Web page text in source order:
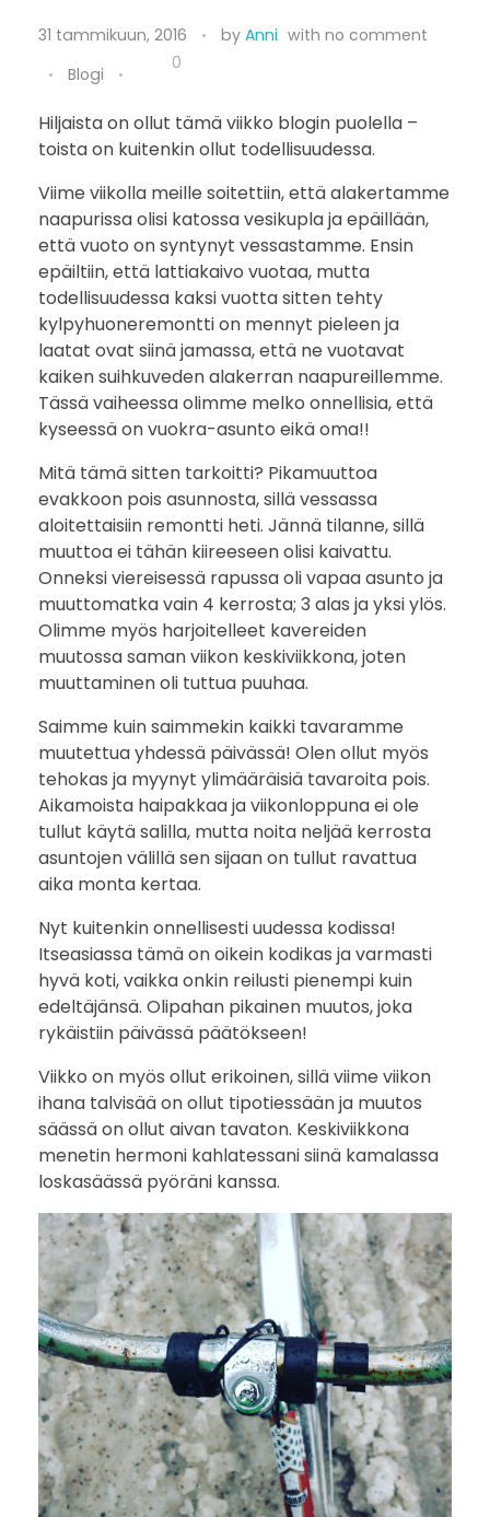
H
u
h
,
m
i
k
ä
m
u
u
t
o
s
!
31 tammikuun, 2016 by Anni with no comment
Blogi
0
Hiljaista on ollut tämä viikko blogin puolella –
toista on kuitenkin ollut todellisuudessa.
Viime viikolla meille soitettiin, että alakertamme
naapurissa olisi katossa vesikupla ja epäillään,
että vuoto on syntynyt vessastamme. Ensin
epäiltiin, että lattiakaivo vuotaa, mutta
todellisuudessa kaksi vuotta sitten tehty
kylpyhuoneremontti on mennyt pieleen ja
laatat ovat siinä jamassa, että ne vuotavat
kaiken suihkuveden alakerran naapureillemme.
Tässä vaiheessa olimme melko onnellisia, että
kyseessä on vuokra-asunto eikä oma!!
Mitä tämä sitten tarkoitti? Pikamuuttoa
evakkoon pois asunnosta, sillä vessassa
aloitettaisiin remontti heti. Jännä tilanne, sillä
muuttoa ei tähän kiireeseen olisi kaivattu.
Onneksi viereisessä rapussa oli vapaa asunto ja
muuttomatka vain 4 kerrosta; 3 alas ja yksi ylös.
Olimme myös harjoitelleet kavereiden
muutossa saman viikon keskiviikkona, joten
muuttaminen oli tuttua puuhaa.
Saimme kuin saimmekin kaikki tavaramme
muutettua yhdessä päivässä! Olen ollut myös
tehokas ja myynyt ylimääräisiä tavaroita pois.
Aikamoista haipakkaa ja viikonloppuna ei ole
tullut käytä salilla, mutta noita neljää kerrosta
asuntojen välillä sen sijaan on tullut ravattua
aika monta kertaa.
Nyt kuitenkin onnellisesti uudessa kodissa!
Itseasiassa tämä on oikein kodikas ja varmasti
hyvä koti, vaikka onkin reilusti pienempi kuin
edeltäjänsä. Olipahan pikainen muutos, joka
rykäistiin päivässä päätökseen!
Viikko on myös ollut erikoinen, sillä viime viikon
ihana talvisää on ollut tipotiessään ja muutos
säässä on ollut aivan tavaton. Keskiviikkona
menetin hermoni kahlatessani siinä kamalassa
loskasäässä pyöräni kanssa.